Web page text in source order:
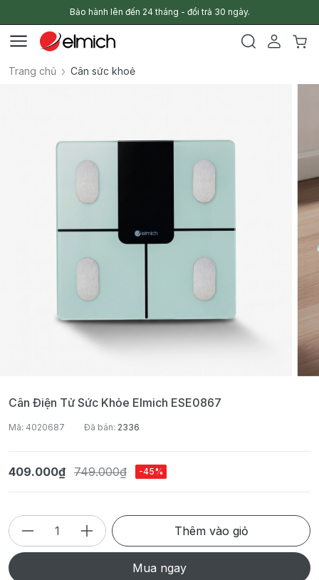
Bảo hành lên đến 24 tháng - đổi trả 30 ngày.
Trang chủ Cân sức khoẻ
Cân Điện Tử Sức Khỏe Elmich ESE0867
Mã: 4020687 Đã bán: 2336
409.000₫ 749.000₫ -45%
Thêm vào giỏ
Mua ngay